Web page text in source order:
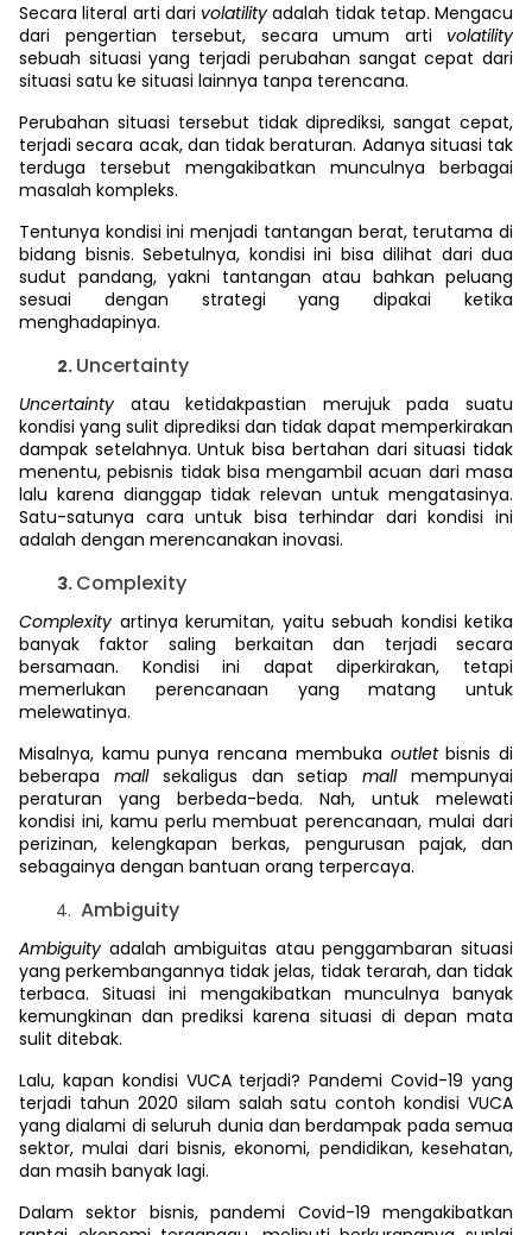
Secara literal arti dari volatilityadalah tidak tetap. Mengacu
dari pengertian tersebut, secara umum arti volatility
sebuah situasi yang terjadi perubahan sangat cepat dari
situasi satu ke situasi lainnya tanpa terencana.
Perubahan situasi tersebut tidak diprediksi, sangat cepat,
terjadi secara acak, dan tidak beraturan. Adanya situasi tak
terduga tersebut mengakibatkan munculnya berbagai
masalah kompleks.
Tentunya kondisi ini menjadi tantangan berat, terutama di
bidang bisnis. Sebetulnya, kondisi ini bisa dilihat dari dua
sudut pandang, yakni tantangan atau bahkan peluang
sesuai dengan strategi yang dipakai ketika
menghadapinya.
Uncertainty
Uncertainty atau ketidakpastian merujuk pada suatu
kondisi yang sulit diprediksi dan tidak dapat memperkirakan
dampak setelahnya. Untuk bisa bertahan dari situasi tidak
menentu, pebisnis tidak bisa mengambil acuan dari masa
lalu karena dianggap tidak relevan untuk mengatasinya.
Satu-satunya cara untuk bisa terhindar dari kondisi ini
adalah dengan merencanakan inovasi.
Complexity
Complexity artinya kerumitan, yaitu sebuah kondisi ketika
banyak faktor saling berkaitan dan terjadi secara
bersamaan. Kondisi ini dapat diperkirakan, tetapi
memerlukan perencanaan yang matang untuk
melewatinya.
Misalnya, kamu punya rencana membuka outletbisnis di
beberapa mall sekaligus dan setiapmallmempunyai
peraturan yang berbeda-beda. Nah, untuk melewati
kondisi ini, kamu perlu membuat perencanaan, mulai dari
perizinan, kelengkapan berkas, pengurusan pajak, dan
sebagainya dengan bantuan orang terpercaya.
Ambiguity
Ambiguity adalah ambiguitas atau penggambaran situasi
yang perkembangannya tidak jelas, tidak terarah, dan tidak
terbaca. Situasi ini mengakibatkan munculnya banyak
kemungkinan dan prediksi karena situasi di depan mata
sulit ditebak.
Lalu, kapan kondisi VUCA terjadi? Pandemi Covid-19 yang
terjadi tahun 2020 silam salah satu contoh kondisi VUCA
yang dialami di seluruh dunia dan berdampak pada semua
sektor, mulai dari bisnis, ekonomi, pendidikan, kesehatan,
dan masih banyak lagi.
Dalam sektor bisnis, pandemi Covid-19 mengakibatkan